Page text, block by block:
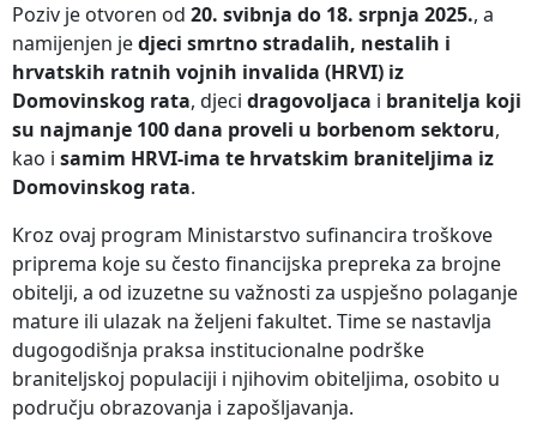
Poziv je otvoren od 20. svibnja do 18. srpnja 2025., a
namijenjen jedjeci smrtno stradalih, nestalih i
hrvatskih ratnih vojnih invalida (HRVI) iz
Domovinskog rata, djeci dragovoljaca i branitelja koji
su najmanje 100 dana proveli u borbenom sektoru,
kao i samim HRVI-ima te hrvatskim braniteljima iz
Domovinskog rata.
Kroz ovaj program Ministarstvo sufinancira troškove
priprema koje su često financijska prepreka za brojne
obitelji, a od izuzetne su važnosti za uspješno polaganje
mature ili ulazak na željeni fakultet. Time se nastavlja
dugogodišnja praksa institucionalne podrške
braniteljskoj populaciji i njihovim obiteljima, osobito u
području obrazovanja i zapošljavanja.